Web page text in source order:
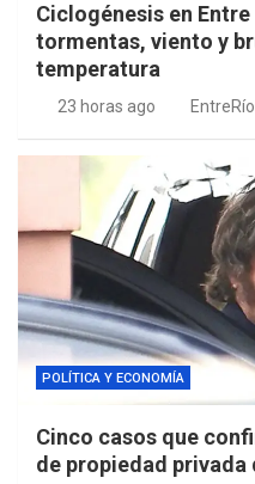
Ciclogénesis en Entre
tormentas, viento y
temperatura
23 horas ago
POLÍTICA Y ECONOMÍA
Cinco casos que
de propiedad privada